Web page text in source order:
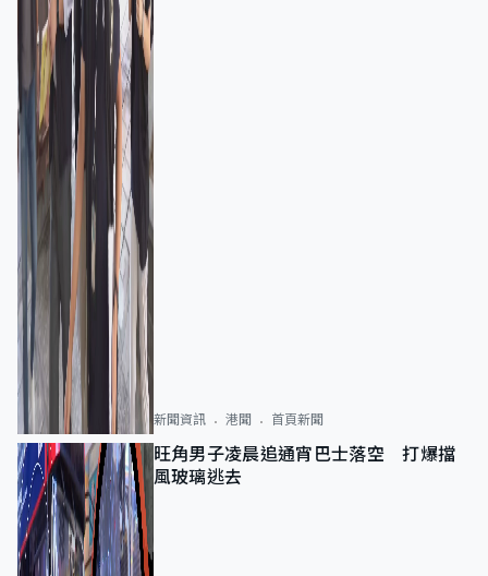
新聞資訊 港聞 首頁新聞
旺角男子凌晨追通宵巴士落空 打爆擋
風玻璃逃去